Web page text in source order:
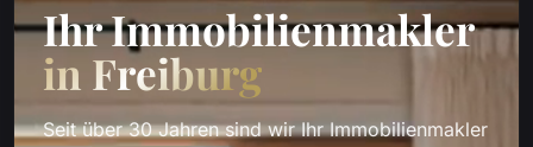
Ihr Immobilienmakler
in Freiburg
Seit über 30 Jahren sind wir Ihr Immobilienmakler